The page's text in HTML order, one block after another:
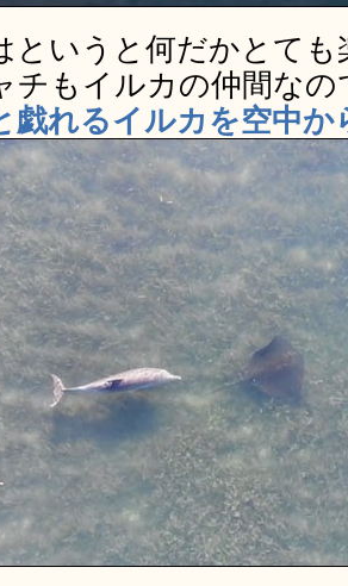
というと何だかとて
チもイルカの仲間な
戯れるイルカを空中